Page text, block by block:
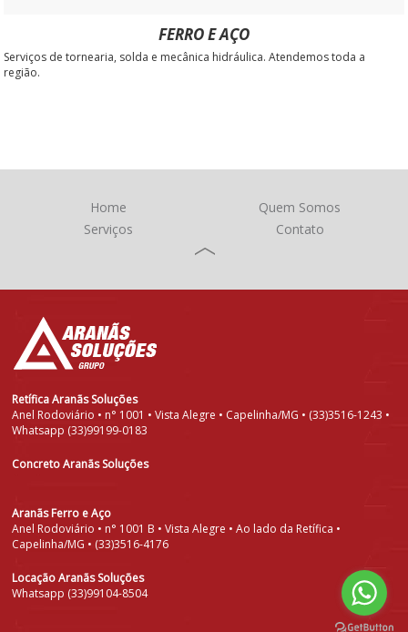
FERRO E AÇO
Serviços de tornearia, solda e mecânica hidráulica. Atendemos toda a
região.
Home
Quem Somos
Serviços
Contato
Retífica Aranãs Soluções
Anel Rodoviário • n° 1001 • Vista Alegre • Capelinha/MG • (33)3516-1243 •
Whatsapp (33)99199-0183
Concreto Aranãs Soluções
Aranãs Ferro e Aço
Anel Rodoviário • n° 1001 B • Vista Alegre • Ao lado da Retífica •
Capelinha/MG • (33)3516-4176
Locação Aranãs Soluções
Whatsapp (33)99104-8504